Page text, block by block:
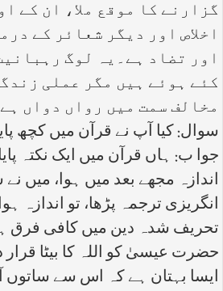
گزارنے کا موقع ملا، ان کے
اخلاص اور دیگر شعائر کے
اور تضاد ہے۔یہ لوگ
کئے ہوئے ہیں مگر عملی
مخالف سمت میں رواں دواں
سوال: کیا آپ نے قرآن میں کچھ
جوا ب: ہاں قرآن میں ایک نکتہ
اندازہ مجھے بعد میں ہوا، میں
انگریزی ترجمہ پڑھا، تو اندازہ
تحریف شدہ دین میں کافی فرق
حضرت عیسیٰ کو اللہ کا بیٹا قرار
ایسا بہتان ہے کہ اس سے ساتوں